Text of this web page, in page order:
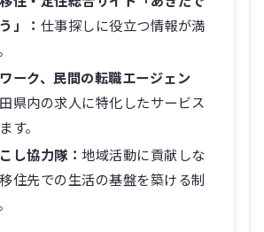
」： 仕事探しに役立つ情報が満
ーク、民間の転職エージェン
県内の求人に特化したサービス
す。
し協力隊： 地域活動に貢献しな
住先での生活の基盤を築ける制